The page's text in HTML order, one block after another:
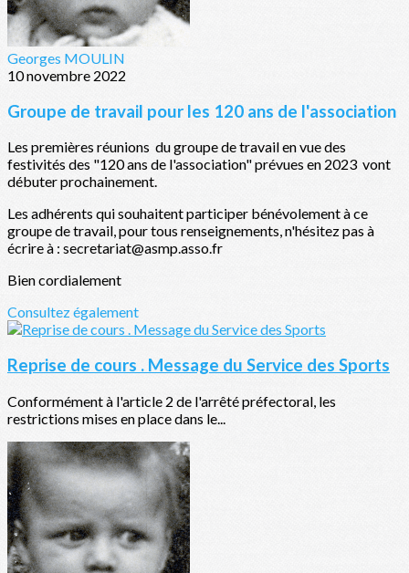
Georges MOULIN
10 novembre 2022
Groupe de travail pour les 120 ans de l'association
Les premières réunions du groupe de travail en vue des
festivités des "120 ans de l'association" prévues en 2023 vont
débuter prochainement.
Les adhérents qui souhaitent participer bénévolement à ce
groupe de travail, pour tous renseignements, n'hésitez pas à
écrire à : secretariat@asmp.asso.fr
Bien cordialement
Consultez également
Reprise de cours . Message du Service des Sports
Conformément à l'article 2 de l'arrêté préfectoral, les
restrictions mises en place dans le...